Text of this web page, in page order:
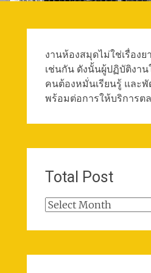
งานห้องสมุดไม่ใช่เรื่องย
เช่นกัน ดังนั้นผู้ปฏิบัติงา
คนต้องหมั่นเรียนรู้ และ
พร้อมต่อการให้บริการต
Total Post
Total